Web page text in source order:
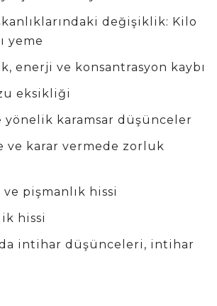
değişiklik: Kilo
yeme
ve konsantrasyon kaybı
eksikliği
karamsar düşünceler
karar vermede zorluk
pişmanlık hissi
hissi
intihar düşünceleri, intihar